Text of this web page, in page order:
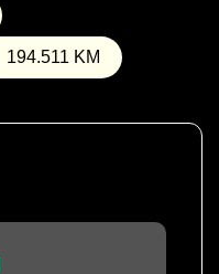
194.511 KM